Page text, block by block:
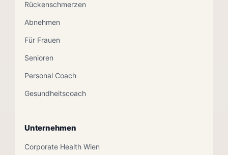
Rückenschmerzen
Abnehmen
Für Frauen
Senioren
Personal Coach
Gesundheitscoach
Unternehmen
Corporate Health Wien